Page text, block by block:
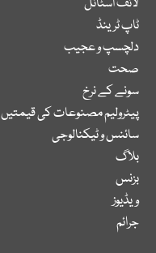
لائف اسٹائل
ٹاپ ٹرینڈ
دلچسپ و عجیب
صحت
سونے کے نرخ
پیٹرولیم مصنوعات کی قیمتیں
سائنس و ٹیکنالوجی
بلاگ
بزنس
ویڈیوز
جرائم